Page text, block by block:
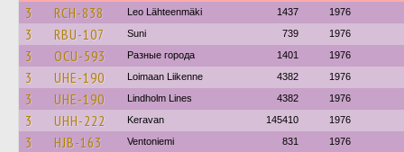
3 RCH-838 Leo Lähteenmäki 1437 1976
3 RBU-107 Suni 739 1976
3 OCU-593 Разные города 1401 1976
3 UHE-190 Loimaan Liikenne 4382 1976
3 UHE-190 Lindholm Lines 4382 1976
3 UHH-222 Keravan 145410 1976
3 HJB-163 Ventoniemi 831 1976